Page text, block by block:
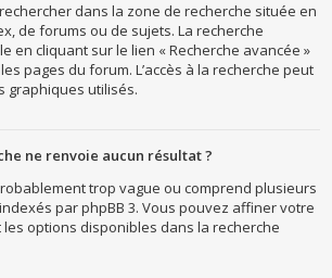
dans la zone de recherche située en
de forums ou de sujets. La recherche
en cliquant sur le lien « Recherche avancée »
pages du forum. L’accès à la recherche peut
graphiques utilisés.
ne renvoie aucun résultat ?
trop vague ou comprend plusieurs
par phpBB 3. Vous pouvez affiner votre
options disponibles dans la recherche